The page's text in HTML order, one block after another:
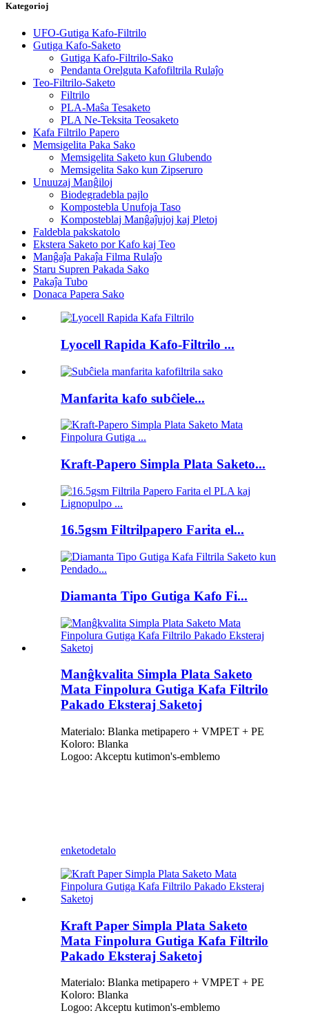
Kategorioj
UFO-Gutiga Kafo-Filtrilo
Gutiga Kafo-Saketo
Gutiga Kafo-Filtrilo-Sako
Pendanta Orelguta Kafofiltrila Rulaĵo
Teo-Filtrilo-Saketo
Filtrilo
PLA-Maŝa Tesaketo
PLA Ne-Teksita Teosaketo
Kafa Filtrilo Papero
Memsigelita Paka Sako
Memsigelita Saketo kun Glubendo
Memsigelita Sako kun Zipseruro
Unuuzaj Manĝiloj
Biodegradebla pajlo
Kompostebla Unufoja Taso
Komposteblaj Manĝaĵujoj kaj Pletoj
Faldebla pakskatolo
Ekstera Saketo por Kafo kaj Teo
Manĝaĵa Pakaĵa Filma Rulaĵo
Staru Supren Pakada Sako
Pakaĵa Tubo
Donaca Papera Sako
Lyocell Rapida Kafo-Filtrilo ...
Manfarita kafo subĉiele...
Kraft-Papero Simpla Plata Saketo...
16.5gsm Filtrilpapero Farita el...
Diamanta Tipo Gutiga Kafo Fi...
Manĝkvalita Simpla Plata Saketo
Mata Finpolura Gutiga Kafa Filtrilo
Pakado Eksteraj Saketoj
Materialo: Blanka metipapero + VMPET + PE
Koloro: Blanka
Logoo: Akceptu kutimon's-emblemo
enketodetalo
Kraft Paper Simpla Plata Saketo
Mata Finpolura Gutiga Kafa Filtrilo
Pakado Eksteraj Saketoj
Materialo: Blanka metipapero + VMPET + PE
Koloro: Blanka
Logoo: Akceptu kutimon's-emblemo